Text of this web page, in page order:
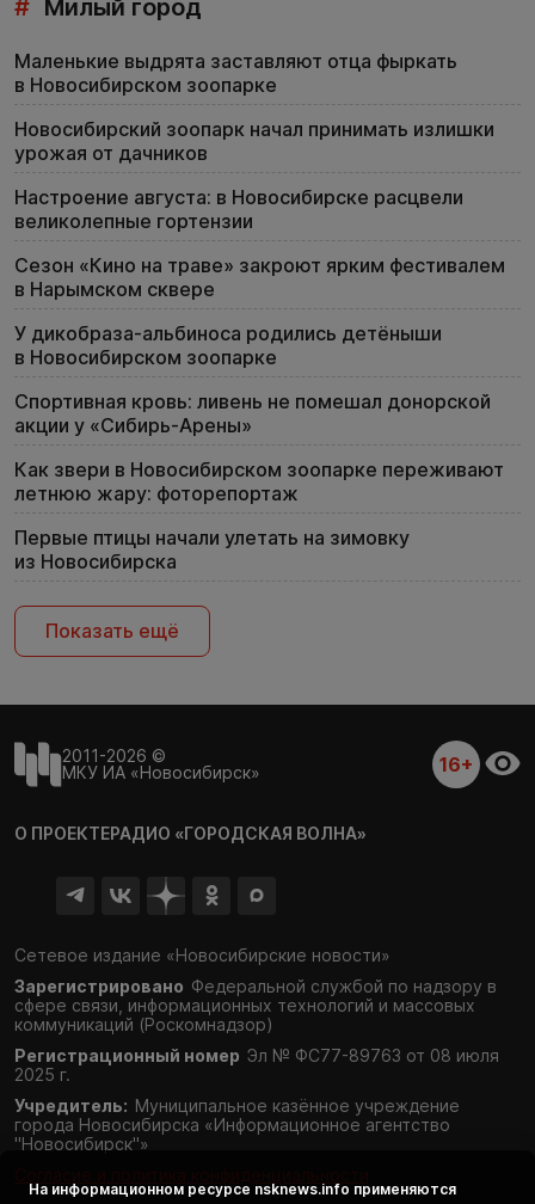
# Милый город
Маленькие выдрята заставляют отца фыркать
в Новосибирском зоопарке
Новосибирский зоопарк начал принимать излишки
урожая от дачников
Настроение августа: в Новосибирске расцвели
великолепные гортензии
Сезон «Кино на траве» закроют ярким фестивалем
в Нарымском сквере
У дикобраза-альбиноса родились детёныши
в Новосибирском зоопарке
Спортивная кровь: ливень не помешал донорской
акции у «Сибирь-Арены»
Как звери в Новосибирском зоопарке переживают
летнюю жару: фоторепортаж
Первые птицы начали улетать на зимовку
из Новосибирска
Показать ещё
2011-2026 ©
МКУ ИА «Новосибирск»
16+
О ПРОЕКТЕРАДИО «ГОРОДСКАЯ ВОЛНА»
Сетевое издание «Новосибирские новости»
Зарегистрировано Федеральной службой по надзору в
сфере связи, информационных технологий и массовых
коммуникаций (Роскомнадзор)
Регистрационный номер Эл № ФС77-89763 от 08 июля
2025 г.
Учредитель: Муниципальное казённое учреждение
города Новосибирска «Информационное агентство
"Новосибирск"»
На информационном ресурсе nsknews.info применяются